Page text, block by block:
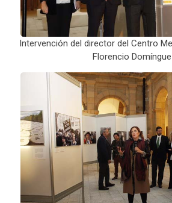
Intervención del director del Centro
Florencio